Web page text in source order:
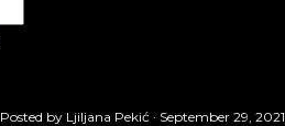
Posted by Ljiljana Pekić September 29, 2021